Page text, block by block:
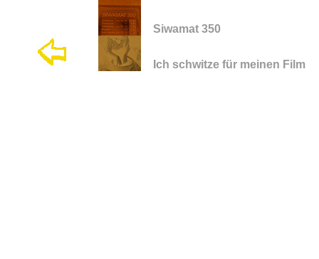
Siwamat 350
Ich schwitze für meinen Film